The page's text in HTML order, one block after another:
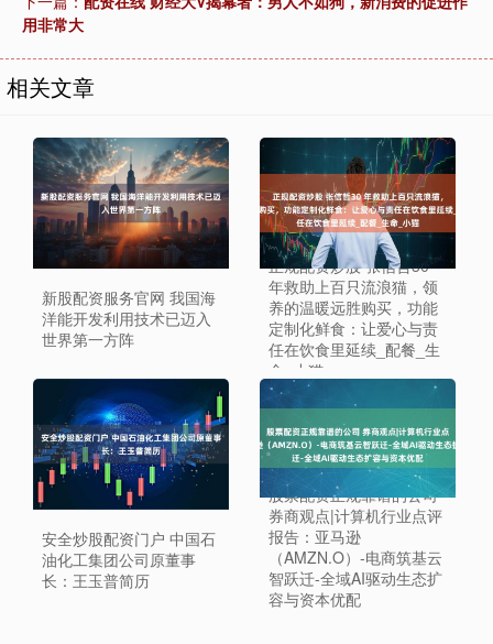
用非常大
相关文章
新股配资服务官网 我国海
洋能开发利用技术已迈入
世界第一方阵
正规配资炒股 张信哲30
年救助上百只流浪猫，领
养的温暖远胜购买，功能
定制化鲜食：让爱心与责
任在饮食里延续_配餐_生
命_小猫
安全炒股配资门户 中国石
油化工集团公司原董事
长：王玉普简历
股票配资正规靠谱的公司
券商观点|计算机行业点评
报告：亚马逊
（AMZN.O）-电商筑基云
智跃迁-全域AI驱动生态扩
容与资本优配